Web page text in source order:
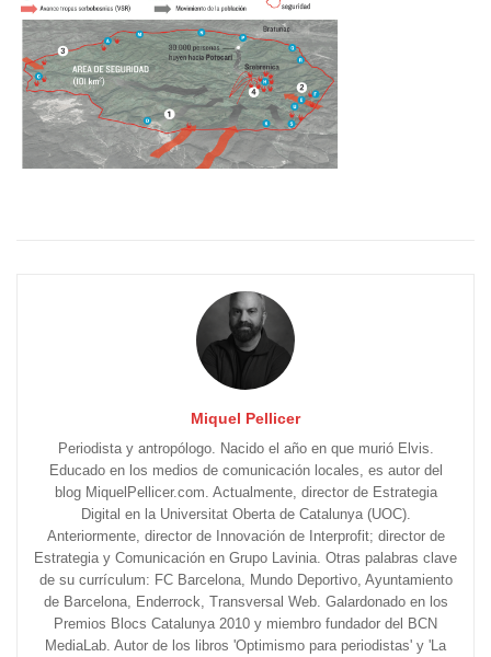
Miquel Pellicer
Periodista y antropólogo. Nacido el año en que murió Elvis.
Educado en los medios de comunicación locales, es autor del
blog MiquelPellicer.com. Actualmente, director de Estrategia
Digital en la Universitat Oberta de Catalunya (UOC).
Anteriormente, director de Innovación de Interprofit; director de
Estrategia y Comunicación en Grupo Lavinia. Otras palabras clave
de su currículum: FC Barcelona, Mundo Deportivo, Ayuntamiento
de Barcelona, Enderrock, Transversal Web. Galardonado en los
Premios Blocs Catalunya 2010 y miembro fundador del BCN
MediaLab. Autor de los libros 'Optimismo para periodistas' y 'La